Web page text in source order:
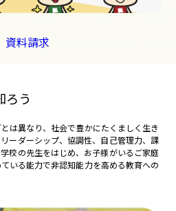
ろう
は異なり、社会で豊かにたくましく生き
ーダーシップ、協調性、自己管理力、課
校の先生をはじめ、お子様がいるご家庭
いる能力で非認知能力を高める教育への